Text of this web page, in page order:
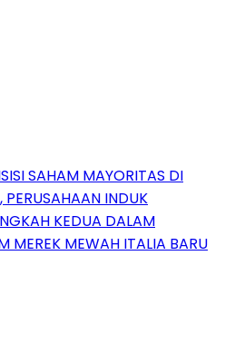
SAHAM MAYORITAS DI
PERUSAHAAN INDUK
KEDUA DALAM
MEREK MEWAH ITALIA BARU